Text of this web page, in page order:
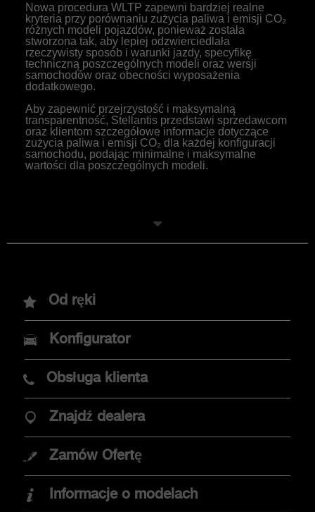
Nowa procedura WLTP zapewni bardziej realne
kryteria przy porównaniu zużycia paliwa i emisji CO₂
różnych modeli pojazdów, ponieważ została
stworzona tak, aby lepiej odzwierciedlała
rzeczywisty sposób i warunki jazdy, specyfikę
techniczną poszczególnych modeli oraz wersji
samochodów oraz obecności wyposażenia
dodatkowego.
Aby zapewnić przejrzystość i maksymalną
transparentność, Stellantis przedstawi sprzedawcom
oraz klientom szczegółowe informacje dotyczące
zużycia paliwa i emisji CO₂ dla każdej konfiguracji
samochodu, podając minimalne i maksymalne
wartości dla poszczególnych modeli.
Modele
Nowy Abarth 600e
Abarth 500e
OPCJE ZAKUPU
Promocje
Znajdź dealera
Od ręki
Konfigurator
Obsługa klienta
Znajdź dealera
Zamów Ofertę
Informacje o modelach